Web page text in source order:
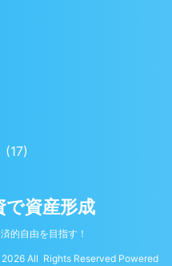
(17)
で資産形成
的自由を目指す！
All Rights Reserved Powered